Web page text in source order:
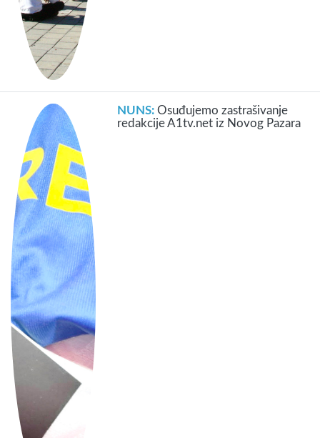
NUNS:Osuđujemo zastrašivanje
redakcije A1tv.net iz Novog Pazara